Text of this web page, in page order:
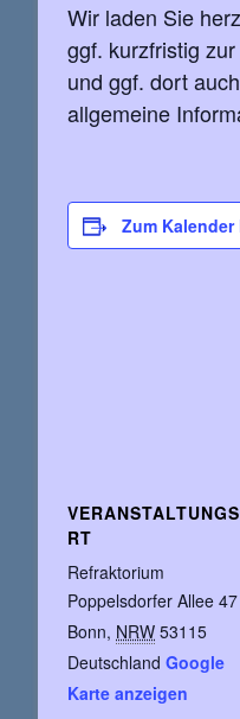
Wir laden Sie
ggf. kurzfristig
und ggf. dort
allgemeine
Zum
RT
Refraktorium
Poppelsdorfer Allee 47
Bonn, NRW 53115
Deutschland Google
Karte anzeigen